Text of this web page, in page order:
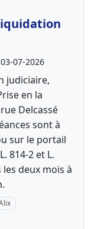
03-07-2026
judiciaire,
en la
Delcassé
sont à
sur le portail
814-2 et L.
deux mois à